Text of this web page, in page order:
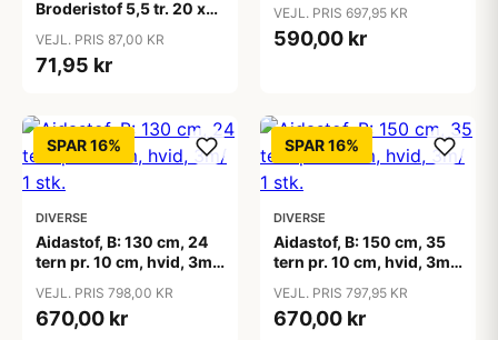
Broderistof 5,5 tr. 20 x
VEJL. PRIS 87,00 KR
71,95 kr
VEJL. PRIS 697,95 KR
590,00 kr
SPAR 16%
DIVERSE
Aidastof, B: 130 cm, 24
tern pr. 10 cm, hvid, 3m/
VEJL. PRIS 798,00 KR
670,00 kr
SPAR 16%
DIVERSE
Aidastof, B: 150 cm, 35
tern pr. 10 cm, hvid, 3m/
VEJL. PRIS 797,95 KR
670,00 kr